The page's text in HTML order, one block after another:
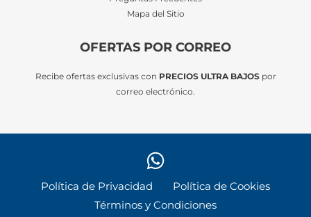
Mapa del Sitio
OFERTAS POR CORREO
Recibe ofertas exclusivas con PRECIOS ULTRA BAJOSpor
correo electrónico.
Política de Privacidad
Política de Cookies
Términos y Condiciones